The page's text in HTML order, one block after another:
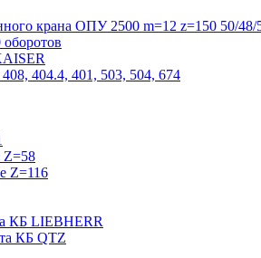
крана ОПУ 2500 m=12 z=150 50/
404.4, 401, 503, 504, 674
Z=58
Z=116
КБ LIEBHERR
КБ QTZ